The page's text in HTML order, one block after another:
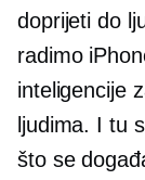
doprijeti do
radimo
inteligencije
ljudima. I tu
što se